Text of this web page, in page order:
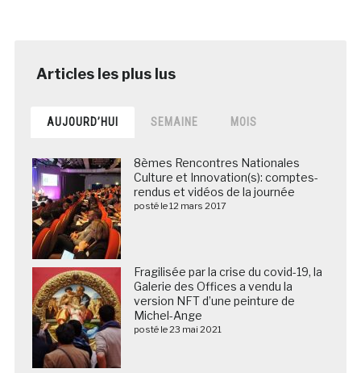
AUJOURD’HUI SEMAINE MOIS
8èmes Rencontres Nationales
Culture et Innovation(s): comptes-
rendus et vidéos de la journée
posté le 12 mars 2017
Fragilisée par la crise du covid-19, la
Galerie des Offices a vendu la
version NFT d’une peinture de
Michel-Ange
posté le 23 mai 2021